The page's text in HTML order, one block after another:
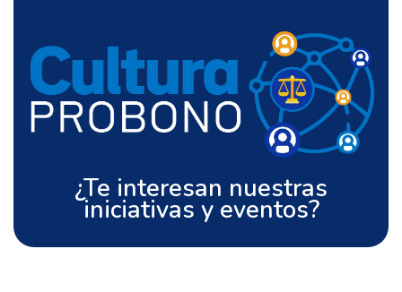
¿Te interesan nuestras
iniciativas y eventos?
Conoce más